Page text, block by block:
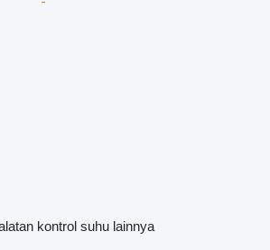
kontrol suhu lainnya